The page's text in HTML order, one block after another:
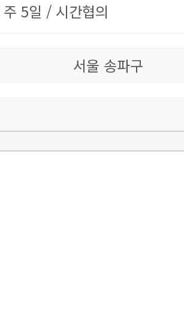
5일 / 시간협의
서울 송파구